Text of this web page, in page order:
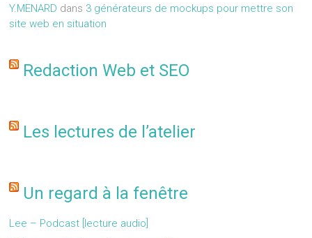
Y.MENARD dans 3 générateurs de mockups pour mettre son
site web en situation
Redaction Web et SEO
Les lectures de l’atelier
Un regard à la fenêtre
Lee – Podcast [lecture audio]